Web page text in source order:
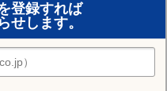
登録すれば
せします。